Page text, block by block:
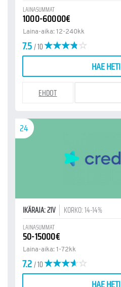
LAINASUMMAT
1000-60000€
Laina-aika: 12-240kk
7.5/ 10
HAE HETI
EHDOT
24
IKÄRAJA: 21V KORKO: 14-14%
LAINASUMMAT
50-15000€
Laina-aika: 1-72kk
7.2/ 10